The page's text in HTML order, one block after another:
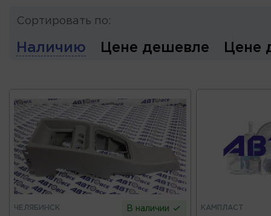
Сортировать по:
Наличию Цене дешевле Цене
ЧЕЛЯБИНСК В наличии КАМПЛАСТ